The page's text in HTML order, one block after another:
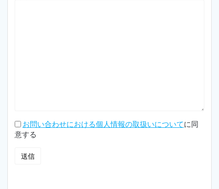
お問い合わせにおける個人情報の取扱いについてに同
意する